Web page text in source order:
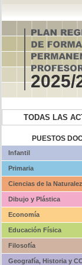
2025/
TODAS LAS
PUESTOS
Infantil
Primaria
Ciencias de la
Dibujo y Plástica
Economía
Educación Física
Filosofía
Geografía, Historia y